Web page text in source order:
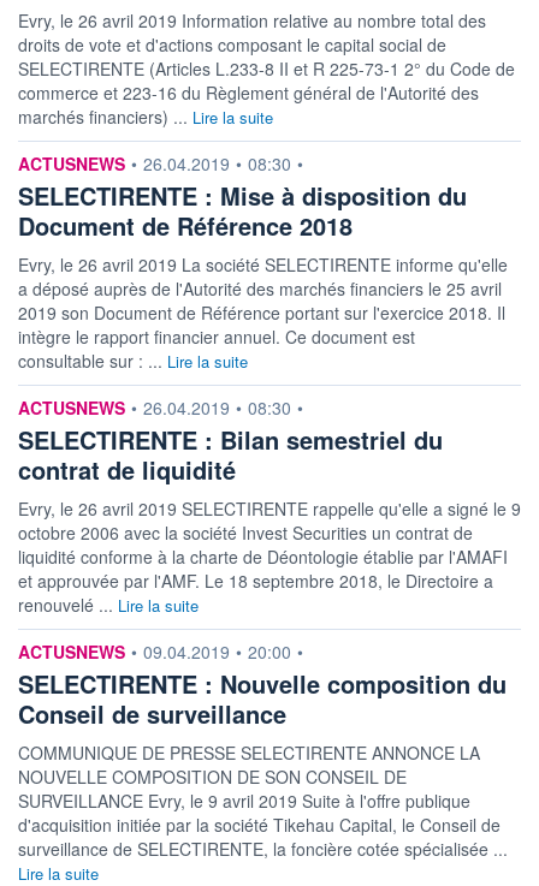
Evry, le 26 avril 2019 Information relative au nombre total des
droits de vote et d'actions composant le capital social de
SELECTIRENTE (Articles L.233-8 II et R 225-73-1 2° du Code de
commerce et 223-16 du Règlement général de l'Autorité des
marchés financiers) ... Lire la suite
information fournie par
ACTUSNEWS • 26.04.2019 • 08:30 •
SELECTIRENTE : Mise à disposition du
Document de Référence 2018
Evry, le 26 avril 2019 La société SELECTIRENTE informe qu'elle
a déposé auprès de l'Autorité des marchés financiers le 25 avril
2019 son Document de Référence portant sur l'exercice 2018. Il
intègre le rapport financier annuel. Ce document est
consultable sur : ... Lire la suite
information fournie par
ACTUSNEWS • 26.04.2019 • 08:30 •
SELECTIRENTE : Bilan semestriel du
contrat de liquidité
Evry, le 26 avril 2019 SELECTIRENTE rappelle qu'elle a signé le 9
octobre 2006 avec la société Invest Securities un contrat de
liquidité conforme à la charte de Déontologie établie par l'AMAFI
et approuvée par l'AMF. Le 18 septembre 2018, le Directoire a
renouvelé ... Lire la suite
information fournie par
ACTUSNEWS • 09.04.2019 • 20:00 •
SELECTIRENTE : Nouvelle composition du
Conseil de surveillance
COMMUNIQUE DE PRESSE SELECTIRENTE ANNONCE LA
NOUVELLE COMPOSITION DE SON CONSEIL DE
SURVEILLANCE Evry, le 9 avril 2019 Suite à l'offre publique
d'acquisition initiée par la société Tikehau Capital, le Conseil de
surveillance de SELECTIRENTE, la foncière cotée spécialisée ...
Lire la suite